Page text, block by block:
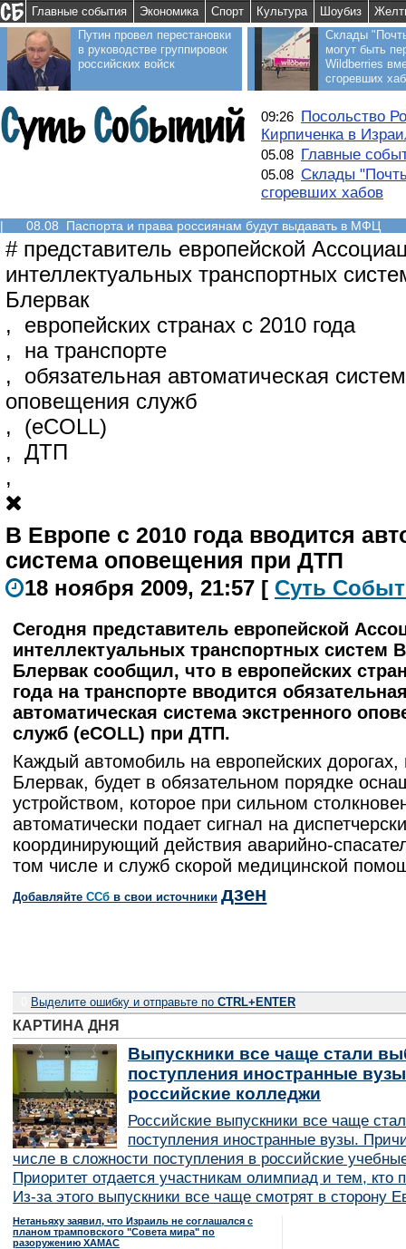
Главные события Экономика Спорт Культура Шоубиз
Путин провел перестановки
в руководстве группировок
российских войск
Склады
могут быть
Wildberries
сгоревших
09:26 Посольство
Кирпиченка в
05.08 Главные
05.08 Склады
сгоревших хабов
| 08.08 Паспорта и права россиянам будут выдавать в МФЦ
# представитель европейской
интеллектуальных транспортных
Блервак
, европейских странах с 2010 года
, на транспорте
, обязательная автоматическая
оповещения служб
, (еCOLL)
, ДТП
,
В Европе с 2010 года вводится
система оповещения при ДТП
18 ноября 2009, 21:57 [ Суть Соб
Сегодня представитель европейской
интеллектуальных транспортных систем
Блервак сообщил, что в европейских
года на транспорте вводится
автоматическая система экстренного
служб (еCOLL) при ДТП.
Каждый автомобиль на европейских дорогах,
Блервак, будет в обязательном порядке
устройством, которое при сильном
автоматически подает сигнал на
координирующий действия аварийно-
том числе и служб скорой медицинской
Добавляйте CСб в свои источники дзен
Выделите ошибку и отправьте по CTRL+ENTER
КАРТИНА ДНЯ
Выпускники все чаще стали
поступления иностранные
российские колледжи
Российские выпускники все чаще
поступления иностранные вузы.
числе в сложности поступления в российские
Приоритет отдается участникам олимпиад и тем, кто
Из-за этого выпускники все чаще смотрят в сторону
Нетаньяху заявил, что Израиль не соглашался с
планом трамповского "Совета мира" по
разоружению ХАМАС